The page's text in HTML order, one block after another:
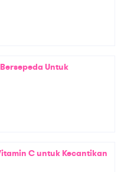
Untuk
C untuk Kecantikan